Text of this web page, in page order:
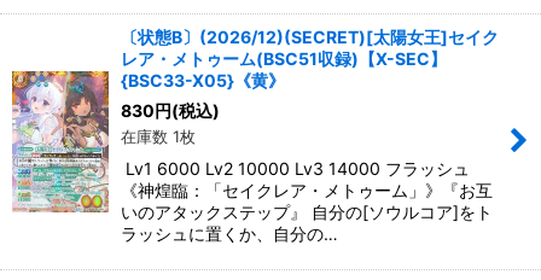
〔状態B〕(2026/12)(SECRET)[太陽女王]セイク
レア・メトゥーム(BSC51収録)【X-SEC】
{BSC33-X05}《黄》
830円(税込)
在庫数 1枚
Lv1 6000 Lv2 10000 Lv3 14000 フラッシュ
《神煌臨：「セイクレア・メトゥーム」》『お互
いのアタックステップ』 自分の[ソウルコア]をト
ラッシュに置くか、自分の…